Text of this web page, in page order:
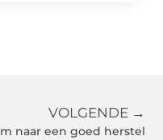
VOLGENDE →
naar een goed herstel